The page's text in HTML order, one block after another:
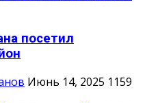
посетил
Июнь 14, 2025 1159